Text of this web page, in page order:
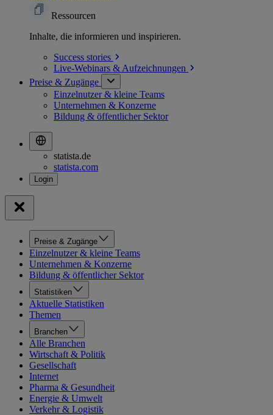
Ressourcen
Inhalte, die informieren und inspirieren.
Success stories
Live-Webinars & Aufzeichnungen
Preise & Zugänge
Einzelnutzer & kleine Teams
Unternehmen & Konzerne
Bildung & öffentlicher Sektor
statista.de
statista.com
Preise & Zugänge
Einzelnutzer & kleine Teams
Unternehmen & Konzerne
Bildung & öffentlicher Sektor
Statistiken
Aktuelle Statistiken
Themen
Branchen
Alle Branchen
Wirtschaft & Politik
Gesellschaft
Internet
Pharma & Gesundheit
Energie & Umwelt
Verkehr & Logistik